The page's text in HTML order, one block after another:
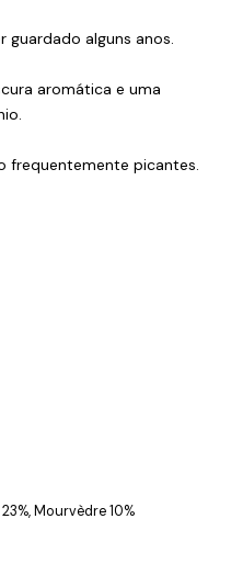
guardado alguns anos.
aromática e uma
frequentemente picantes.
Mourvèdre 10%